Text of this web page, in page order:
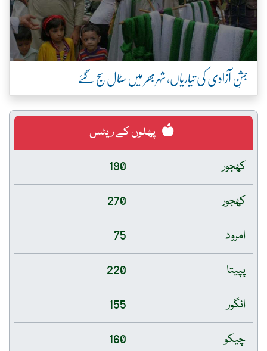
جشنِ آزادی کی تیاریاں، شہربھر میں سٹال سج گئے
پھلوں کے ریٹس
کھجور
190
کھجور
270
امرود
75
پپیتا
220
انگور
155
چیکو
160